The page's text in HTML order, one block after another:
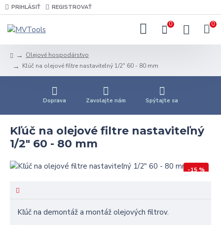
PRIHLÁSIŤ REGISTROVAŤ
0 0
Olejové hospodárstvo
Kľúč na olejové filtre nastaviteľný 1/2" 60 - 80 mm
Doprava Zavolajte nám Spýtajte sa
Kľúč na olejové filtre nastaviteľný
1/2" 60 - 80 mm
-15 %
Kľúč na demontáž a montáž olejových filtrov.